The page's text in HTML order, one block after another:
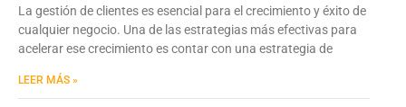
La gestión de clientes es esencial para el crecimiento y éxito de
cualquier negocio. Una de las estrategias más efectivas para
acelerar ese crecimiento es contar con una estrategia de
LEER MÁS »